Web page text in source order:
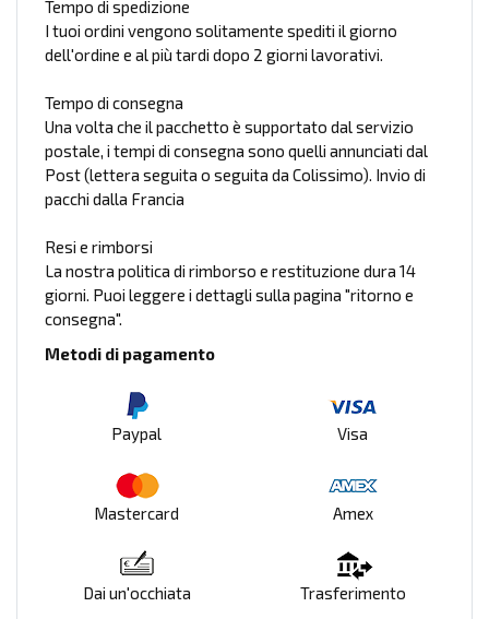
Tempo di spedizione
I tuoi ordini vengono solitamente spediti il giorno
dell'ordine e al più tardi dopo 2 giorni lavorativi.
Tempo di consegna
Una volta che il pacchetto è supportato dal servizio
postale, i tempi di consegna sono quelli annunciati dal
Post (lettera seguita o seguita da Colissimo). Invio di
pacchi dalla Francia
Resi e rimborsi
La nostra politica di rimborso e restituzione dura 14
giorni. Puoi leggere i dettagli sulla pagina "ritorno e
consegna".
Metodi di pagamento
Paypal Visa
Mastercard Amex
Dai un'occhiata Trasferimento